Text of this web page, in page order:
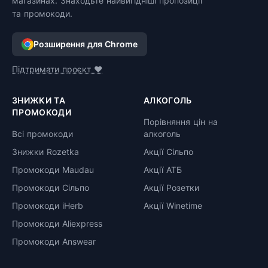
та промокоди.
Розширення для Chrome
Підтримати проєкт ❤️
ЗНИЖКИ ТА
ПРОМОКОДИ
Всі промокоди
Знижки Rozetka
Промокоди Maudau
Промокоди Сільпо
Промокоди iHerb
Промокоди Aliexpress
Промокоди Answear
АЛКОГОЛЬ
Порівняння цін на
алкоголь
Акції Сільпо
Акції АТБ
Акції Розетки
Акції Winetime